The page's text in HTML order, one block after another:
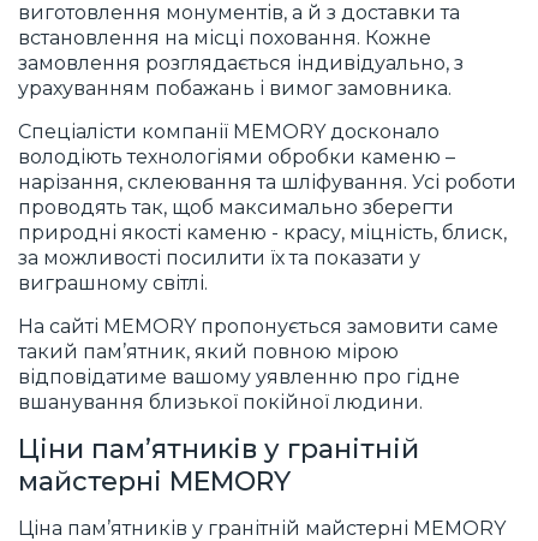
виготовлення монументів, а й з доставки та
встановлення на місці поховання. Кожне
замовлення розглядається індивідуально, з
урахуванням побажань і вимог замовника.
Спеціалісти компанії MEMORY досконало
володіють технологіями обробки каменю –
нарізання, склеювання та шліфування. Усі роботи
проводять так, щоб максимально зберегти
природні якості каменю - красу, міцність, блиск,
за можливості посилити їх та показати у
виграшному світлі.
На сайті MEMORY пропонується замовити саме
такий пам’ятник, який повною мірою
відповідатиме вашому уявленню про гідне
вшанування близької покійної людини.
Ціни пам’ятників у гранітній
майстерні MEMORY
Ціна пам’ятників у гранітній майстерні MEMORY